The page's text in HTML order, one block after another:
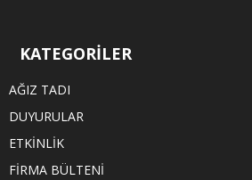
KATEGORİLER
AĞIZ TADI
DUYURULAR
ETKİNLİK
FİRMA BÜLTENİ